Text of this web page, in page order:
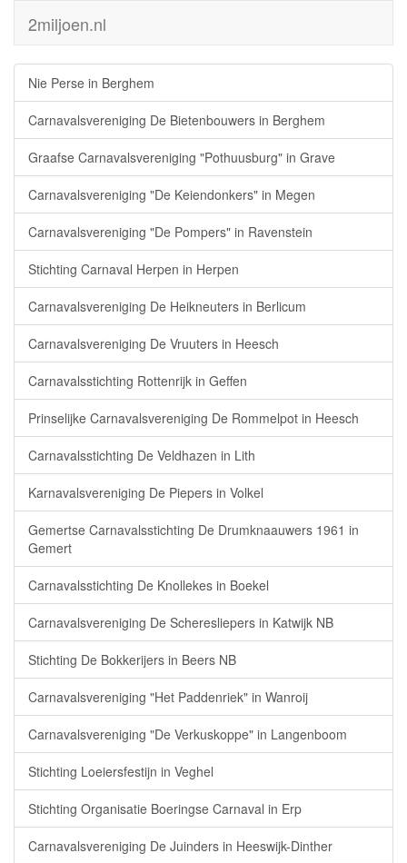
2miljoen.nl
Nie Perse in Berghem
Carnavalsvereniging De Bietenbouwers in Berghem
Graafse Carnavalsvereniging "Pothuusburg" in Grave
Carnavalsvereniging "De Keiendonkers" in Megen
Carnavalsvereniging "De Pompers" in Ravenstein
Stichting Carnaval Herpen in Herpen
Carnavalsvereniging De Heikneuters in Berlicum
Carnavalsvereniging De Vruuters in Heesch
Carnavalsstichting Rottenrijk in Geffen
Prinselijke Carnavalsvereniging De Rommelpot in Heesch
Carnavalsstichting De Veldhazen in Lith
Karnavalsvereniging De Piepers in Volkel
Gemertse Carnavalsstichting De Drumknaauwers 1961 in
Gemert
Carnavalsstichting De Knollekes in Boekel
Carnavalsvereniging De Scheresliepers in Katwijk NB
Stichting De Bokkerijers in Beers NB
Carnavalsvereniging "Het Paddenriek" in Wanroij
Carnavalsvereniging "De Verkuskoppe" in Langenboom
Stichting Loeiersfestijn in Veghel
Stichting Organisatie Boeringse Carnaval in Erp
Carnavalsvereniging De Juinders in Heeswijk-Dinther